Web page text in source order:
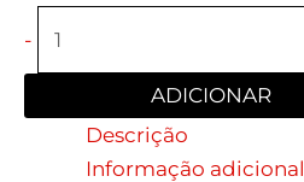
-
ADICIONAR
Descrição
Informação adicional